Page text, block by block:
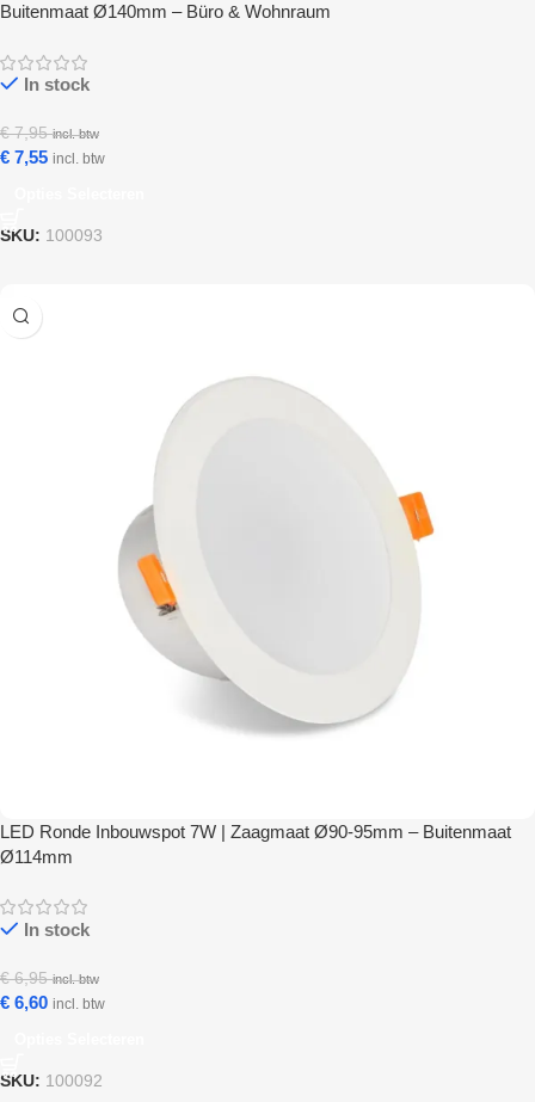
Buitenmaat Ø140mm – Büro & Wohnraum
In stock
€7,95 incl. btw
€ 7,55 incl. btw
SKU: 100093
LED Ronde Inbouwspot 7W | Zaagmaat Ø90-95mm – Buitenmaat
Ø114mm
In stock
€6,95 incl. btw
€ 6,60 incl. btw
SKU: 100092